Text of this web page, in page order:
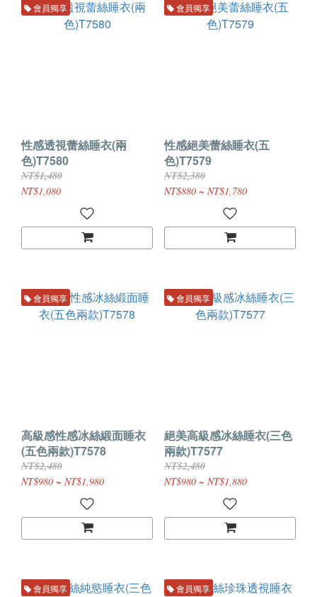
會員獨享
性感透視蕾絲睡衣(兩
色)T7580
NT$1,480
NT$1,080
會員獨享
性感絕美蕾絲睡衣(五
色)T7579
NT$2,380
NT$880 ~ NT$1,780
會員獨享
高級感性感冰絲緞面睡衣
(五色兩款)T7578
NT$2,480
NT$980 ~ NT$1,980
會員獨享
絕美高級感冰絲睡衣(三色
兩款)T7577
NT$2,480
NT$980 ~ NT$1,880
會員獨享 會員獨享